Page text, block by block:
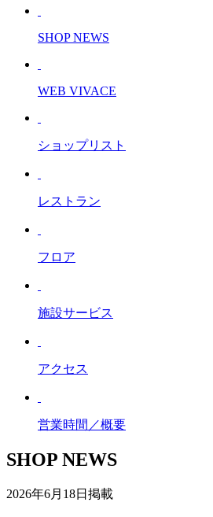
SHOP NEWS
WEB VIVACE
ショップリスト
レストラン
フロア
施設サービス
アクセス
営業時間／概要
SHOP NEWS
2026年6月18日掲載